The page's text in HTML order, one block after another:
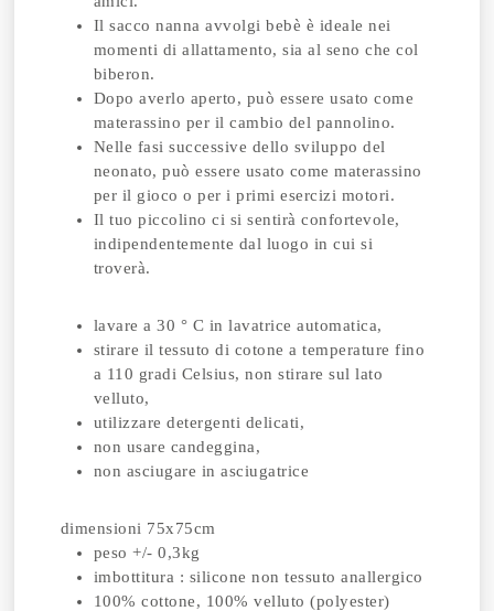
Il sacco nanna avvolgi bebè è ideale nei
momenti di allattamento, sia al seno che col
biberon.
Dopo averlo aperto, può essere usato come
materassino per il cambio del pannolino.
Nelle fasi successive dello sviluppo del
neonato, può essere usato come materassino
per il gioco o per i primi esercizi motori.
Il tuo piccolino ci si sentirà confortevole,
indipendentemente dal luogo in cui si
troverà.
lavare a 30 ° C in lavatrice automatica,
stirare il tessuto di cotone a temperature fino
a 110 gradi Celsius, non stirare sul lato
velluto,
utilizzare detergenti delicati,
non usare candeggina,
non asciugare in asciugatrice
dimensioni 75x75cm
peso +/- 0,3kg
imbottitura : silicone non tessuto anallergico
100% cottone, 100% velluto (polyester)